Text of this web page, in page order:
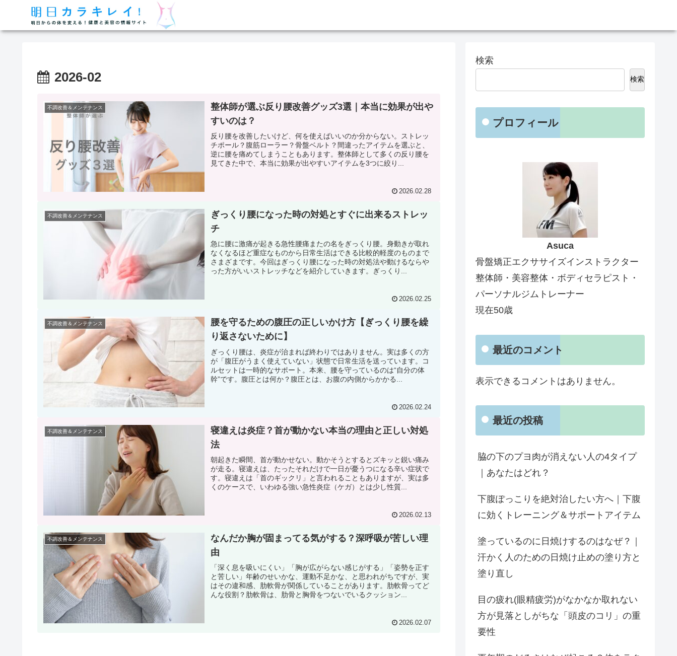
2026-02
不調改善＆メンテナンス
整体師が選ぶ反り腰改善グッズ3選｜本当に効果が出や
すいのは？
反り腰を改善したいけど、何を使えばいいのか分からない。ストレッ
チポール？腹筋ローラー？骨盤ベルト？間違ったアイテムを選ぶと、
逆に腰を痛めてしまうこともあります。整体師として多くの反り腰を
見てきた中で、本当に効果が出やすいアイテムを3つに絞り...
2026.02.28
不調改善＆メンテナンス
ぎっくり腰になった時の対処とすぐに出来るストレッ
チ
急に腰に激痛が起きる急性腰痛またの名をぎっくり腰。身動きが取れ
なくなるほど重症なものから日常生活はできる比較的軽度のものまで
さまざまです。今回はぎっくり腰になった時の対処法や動けるならや
った方がいいストレッチなどを紹介していきます。ぎっくり...
2026.02.25
不調改善＆メンテナンス
腰を守るための腹圧の正しいかけ方【ぎっくり腰を繰
り返さないために】
ぎっくり腰は、炎症が治まれば終わりではありません。実は多くの方
が「腹圧がうまく使えていない」状態で日常生活を送っています。コ
ルセットは一時的なサポート。本来、腰を守っているのは“自分の体
幹”です。腹圧とは何か？腹圧とは、お腹の内側からかかる...
2026.02.24
不調改善＆メンテナンス
寝違えは炎症？首が動かない本当の理由と正しい対処
法
朝起きた瞬間、首が動かせない。動かそうとするとズキッと鋭い痛み
が走る。寝違えは、たったそれだけで一日が憂うつになる辛い症状で
す。寝違えは「首のギックリ」と言われることもありますが、実は多
くのケースで、いわゆる強い急性炎症（ケガ）とは少し性質...
2026.02.13
不調改善＆メンテナンス
なんだか胸が固まってる気がする？深呼吸が苦しい理
由
「深く息を吸いにくい」「胸が広がらない感じがする」「姿勢を正す
と苦しい」年齢のせいかな、運動不足かな、と思われがちですが、実
はその違和感、肋軟骨が関係していることがあります。肋軟骨ってど
んな役割？肋軟骨は、肋骨と胸骨をつないでいるクッション...
2026.02.07
検索
検索
プロフィール
Asuca
骨盤矯正エクササイズインストラクター
整体師・美容整体・ボディセラピスト・
パーソナルジムトレーナー
現在50歳
最近のコメント
表示できるコメントはありません。
最近の投稿
脇の下のプヨ肉が消えない人の4タイプ
｜あなたはどれ？
下腹ぽっこりを絶対治したい方へ｜下腹
に効くトレーニング＆サポートアイテム
塗っているのに日焼けするのはなぜ？｜
汗かく人のための日焼け止めの塗り方と
塗り直し
目の疲れ(眼精疲労)がなかなか取れない
方が見落としがちな「頭皮のコリ」の重
要性